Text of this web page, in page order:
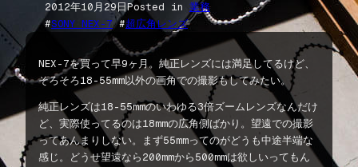
2012年10月29日Posted in 業務
#SONY NEX-7 #超広角レンズ
NEX-7を買って早9ヶ月。純正レンズには満足してるけど、
そろそろ18-55mm以外の画角での撮影もしてみたい。
純正レンズは18-55mmのいわゆる3倍ズームレンズなんだけ
ど、実際使ってるのは18mmの広角側ばかり。望遠での撮影
ってあんまりしない。まず55mmってのがどうも中途半端な
感じ。どうせ望遠なら200mmから500mmは欲しいってもん